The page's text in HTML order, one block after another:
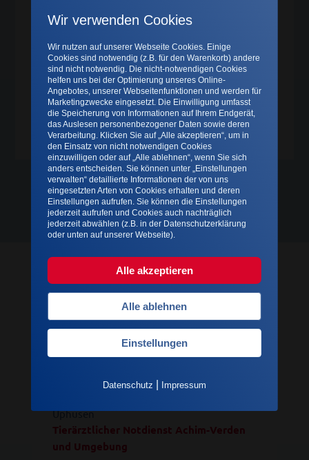
tun“
8. Dezember 2022
Bericht in der Rotenburger Kreiszeitung vom
8.12.2022
Zum Artikel →
Mehr laden
IMMER FÜR SIE DA
Notdienstringe
Achim und Umgebung
Uphusen
Tierärztlicher Notdienst Achim-Verden
und Umgebung
Wir verwenden Cookies
Wir nutzen auf unserer Webseite Cookies. Einige
Cookies sind notwendig (z.B. für den Warenkorb) andere
sind nicht notwendig. Die nicht-notwendigen Cookies
helfen uns bei der Optimierung unseres Online-
Angebotes, unserer Webseitenfunktionen und werden für
Marketingzwecke eingesetzt. Die Einwilligung umfasst
die Speicherung von Informationen auf Ihrem Endgerät,
das Auslesen personenbezogener Daten sowie deren
Verarbeitung. Klicken Sie auf „Alle akzeptieren“, um in
den Einsatz von nicht notwendigen Cookies
einzuwilligen oder auf „Alle ablehnen“, wenn Sie sich
anders entscheiden. Sie können unter „Einstellungen
verwalten“ detaillierte Informationen der von uns
eingesetzten Arten von Cookies erhalten und deren
Einstellungen aufrufen. Sie können die Einstellungen
jederzeit aufrufen und Cookies auch nachträglich
jederzeit abwählen (z.B. in der Datenschutzerklärung
oder unten auf unserer Webseite).
Alle akzeptieren
Alle ablehnen
Einstellungen
Datenschutz | Impressum